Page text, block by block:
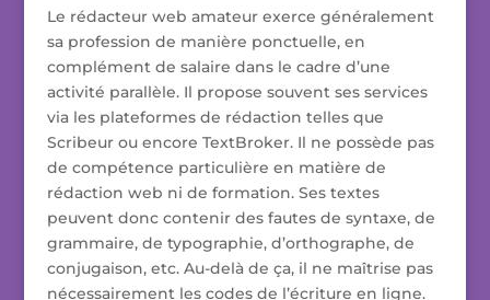
Le rédacteur web amateur exerce généralement
sa profession de manière ponctuelle, en
complément de salaire dans le cadre d’une
activité parallèle. Il propose souvent ses services
via les plateformes de rédaction telles que
Scribeur ou encore TextBroker. Il ne possède pas
de compétence particulière en matière de
rédaction web ni de formation. Ses textes
peuvent donc contenir des fautes de syntaxe, de
grammaire, de typographie, d’orthographe, de
conjugaison, etc. Au-delà de ça, il ne maîtrise pas
nécessairement les codes de l’écriture en ligne.